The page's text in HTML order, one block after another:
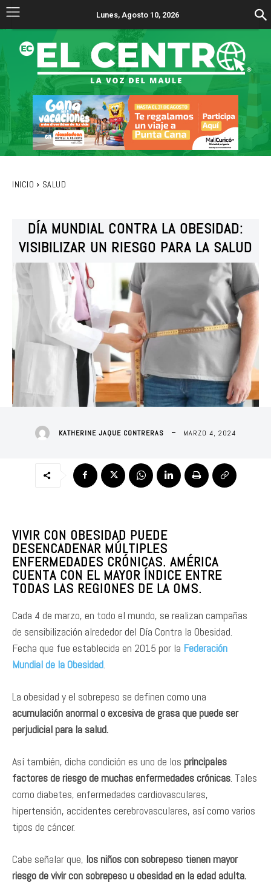
Lunes, Agosto 10, 2026
INICIO SALUD
DÍA MUNDIAL CONTRA LA OBESIDAD:
VISIBILIZAR UN RIESGO PARA LA SALUD
KATHERINE JAQUE CONTRERAS MARZO 4, 2024
VIVIR CON OBESIDAD PUEDE
DESENCADENAR MÚLTIPLES
ENFERMEDADES CRÓNICAS. AMÉRICA
CUENTA CON EL MAYOR ÍNDICE ENTRE
TODAS LAS REGIONES DE LA OMS.
Cada 4 de marzo, en todo el mundo, se realizan campañas
de sensibilización alrededor del Día Contra la Obesidad.
Fecha que fue establecida en 2015 por la Federación
Mundial de la Obesidad
La obesidad y el sobrepeso se definen como una
acumulación anormal o excesiva de grasa que puede ser
perjudicial para la salud.
Así también, dicha condición es uno de los principales
factores de riesgo de muchas enfermedades crónicas . Tales
como diabetes, enfermedades cardiovasculares,
hipertensión, accidentes cerebrovasculares, así como varios
tipos de cáncer.
Cabe señalar que, los niños con sobrepeso tienen mayor
riesgo de vivir con sobrepeso u obesidad en la edad adulta.